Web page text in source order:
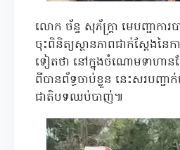
លោក ច័ន្ទ សុភ័ក្ដ្រា មេបញ្ជាក
ចុះពិនិត្យស្ថានភាពជាក់ស្ដែងន
ទៀតថា នៅក្នុងចំណោមទាហានខ្ម
ពីបានព័ទ្ធចាប់ខ្លួន នេះសរបញ្
ជាតិបទឈប់បាញ់៕